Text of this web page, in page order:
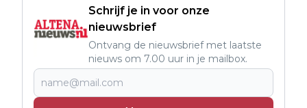
Schrijf je in voor onze
nieuwsbrief
Ontvang de nieuwsbrief met laatste
nieuws om 7.00 uur in je mailbox.